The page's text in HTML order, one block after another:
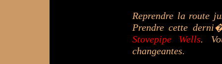
Reprendre la route
Prendre cette
Stovepipe Wells.
changeantes.